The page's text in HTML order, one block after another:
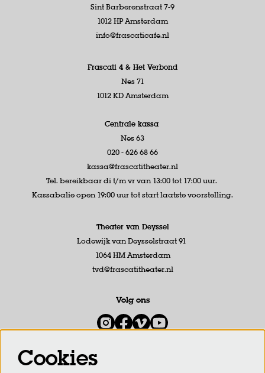
Sint Barberenstraat 7-9
1012 HP Amsterdam
info@frascaticafe.nl
Frascati 4 & Het Verbond
Nes 71
1012 KD Amsterdam
Centrale kassa
Nes 63
020 - 626 68 66
kassa@frascatitheater.nl
Tel. bereikbaar di t/m vr van 13:00 tot 17:00 uur.
Kassabalie open 19:00 uur tot start laatste voorstelling.
Theater van Deyssel
Lodewijk van Deysselstraat 91
1064 HM Amsterdam
tvd@frascatitheater.nl
Volg ons
Meld je aan voor de nieuwsbrief
Cookies